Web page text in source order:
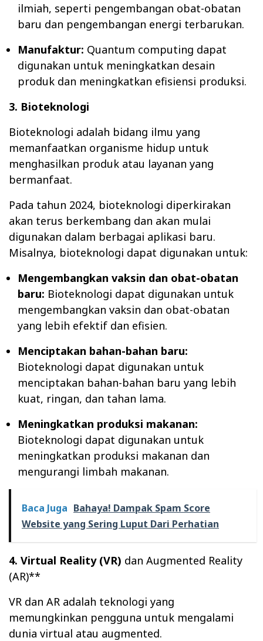
ilmiah, seperti pengembangan obat-obatan
baru dan pengembangan energi terbarukan.
Manufaktur: Quantum computing dapat
digunakan untuk meningkatkan desain
produk dan meningkatkan efisiensi produksi.
3. Bioteknologi
Bioteknologi adalah bidang ilmu yang
memanfaatkan organisme hidup untuk
menghasilkan produk atau layanan yang
bermanfaat.
Pada tahun 2024, bioteknologi diperkirakan
akan terus berkembang dan akan mulai
digunakan dalam berbagai aplikasi baru.
Misalnya, bioteknologi dapat digunakan untuk:
Mengembangkan vaksin dan obat-obatan
baru: Bioteknologi dapat digunakan untuk
mengembangkan vaksin dan obat-obatan
yang lebih efektif dan efisien.
Menciptakan bahan-bahan baru:
Bioteknologi dapat digunakan untuk
menciptakan bahan-bahan baru yang lebih
kuat, ringan, dan tahan lama.
Meningkatkan produksi makanan:
Bioteknologi dapat digunakan untuk
meningkatkan produksi makanan dan
mengurangi limbah makanan.
Baca Juga Bahaya! Dampak Spam Score
Website yang Sering Luput Dari Perhatian
4. Virtual Reality (VR) dan Augmented Reality
(AR)**
VR dan AR adalah teknologi yang
memungkinkan pengguna untuk mengalami
dunia virtual atau augmented.